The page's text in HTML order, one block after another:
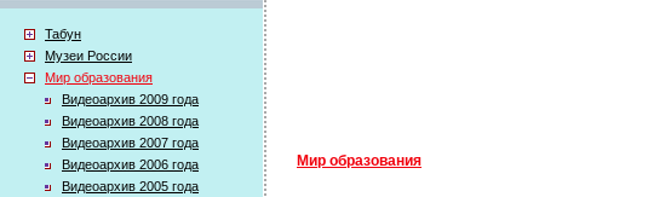
Табун
Музеи России
Мир образования
Видеоархив 2009 года
Видеоархив 2008 года
Видеоархив 2007 года
Видеоархив 2006 года
Видеоархив 2005 года
Мир образования